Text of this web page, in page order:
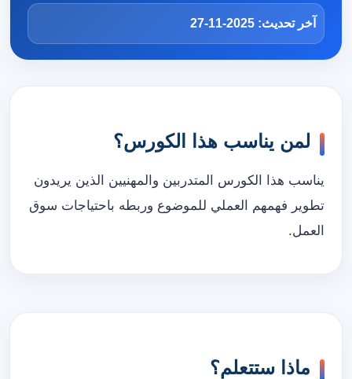
آخر تحديث: 2025-11-27
لمن يناسب هذا الكورس؟
يناسب هذا الكورس المتدربين والمهنيين الذين يريدون
تطوير فهمهم العملي للموضوع وربطه باحتياجات سوق
العمل.
ماذا ستتعلم؟